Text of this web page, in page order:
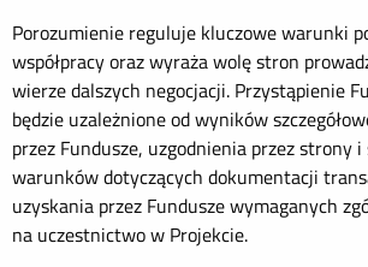
Porozumienie reguluje kluczowe warunki
współpracy oraz wyraża wolę stron
wierze dalszych negocjacji. Przystąpienie
będzie uzależnione od wyników
przez Fundusze, uzgodnienia przez strony i
warunków dotyczących dokumentacji
uzyskania przez Fundusze wymaganych
na uczestnictwo w Projekcie.